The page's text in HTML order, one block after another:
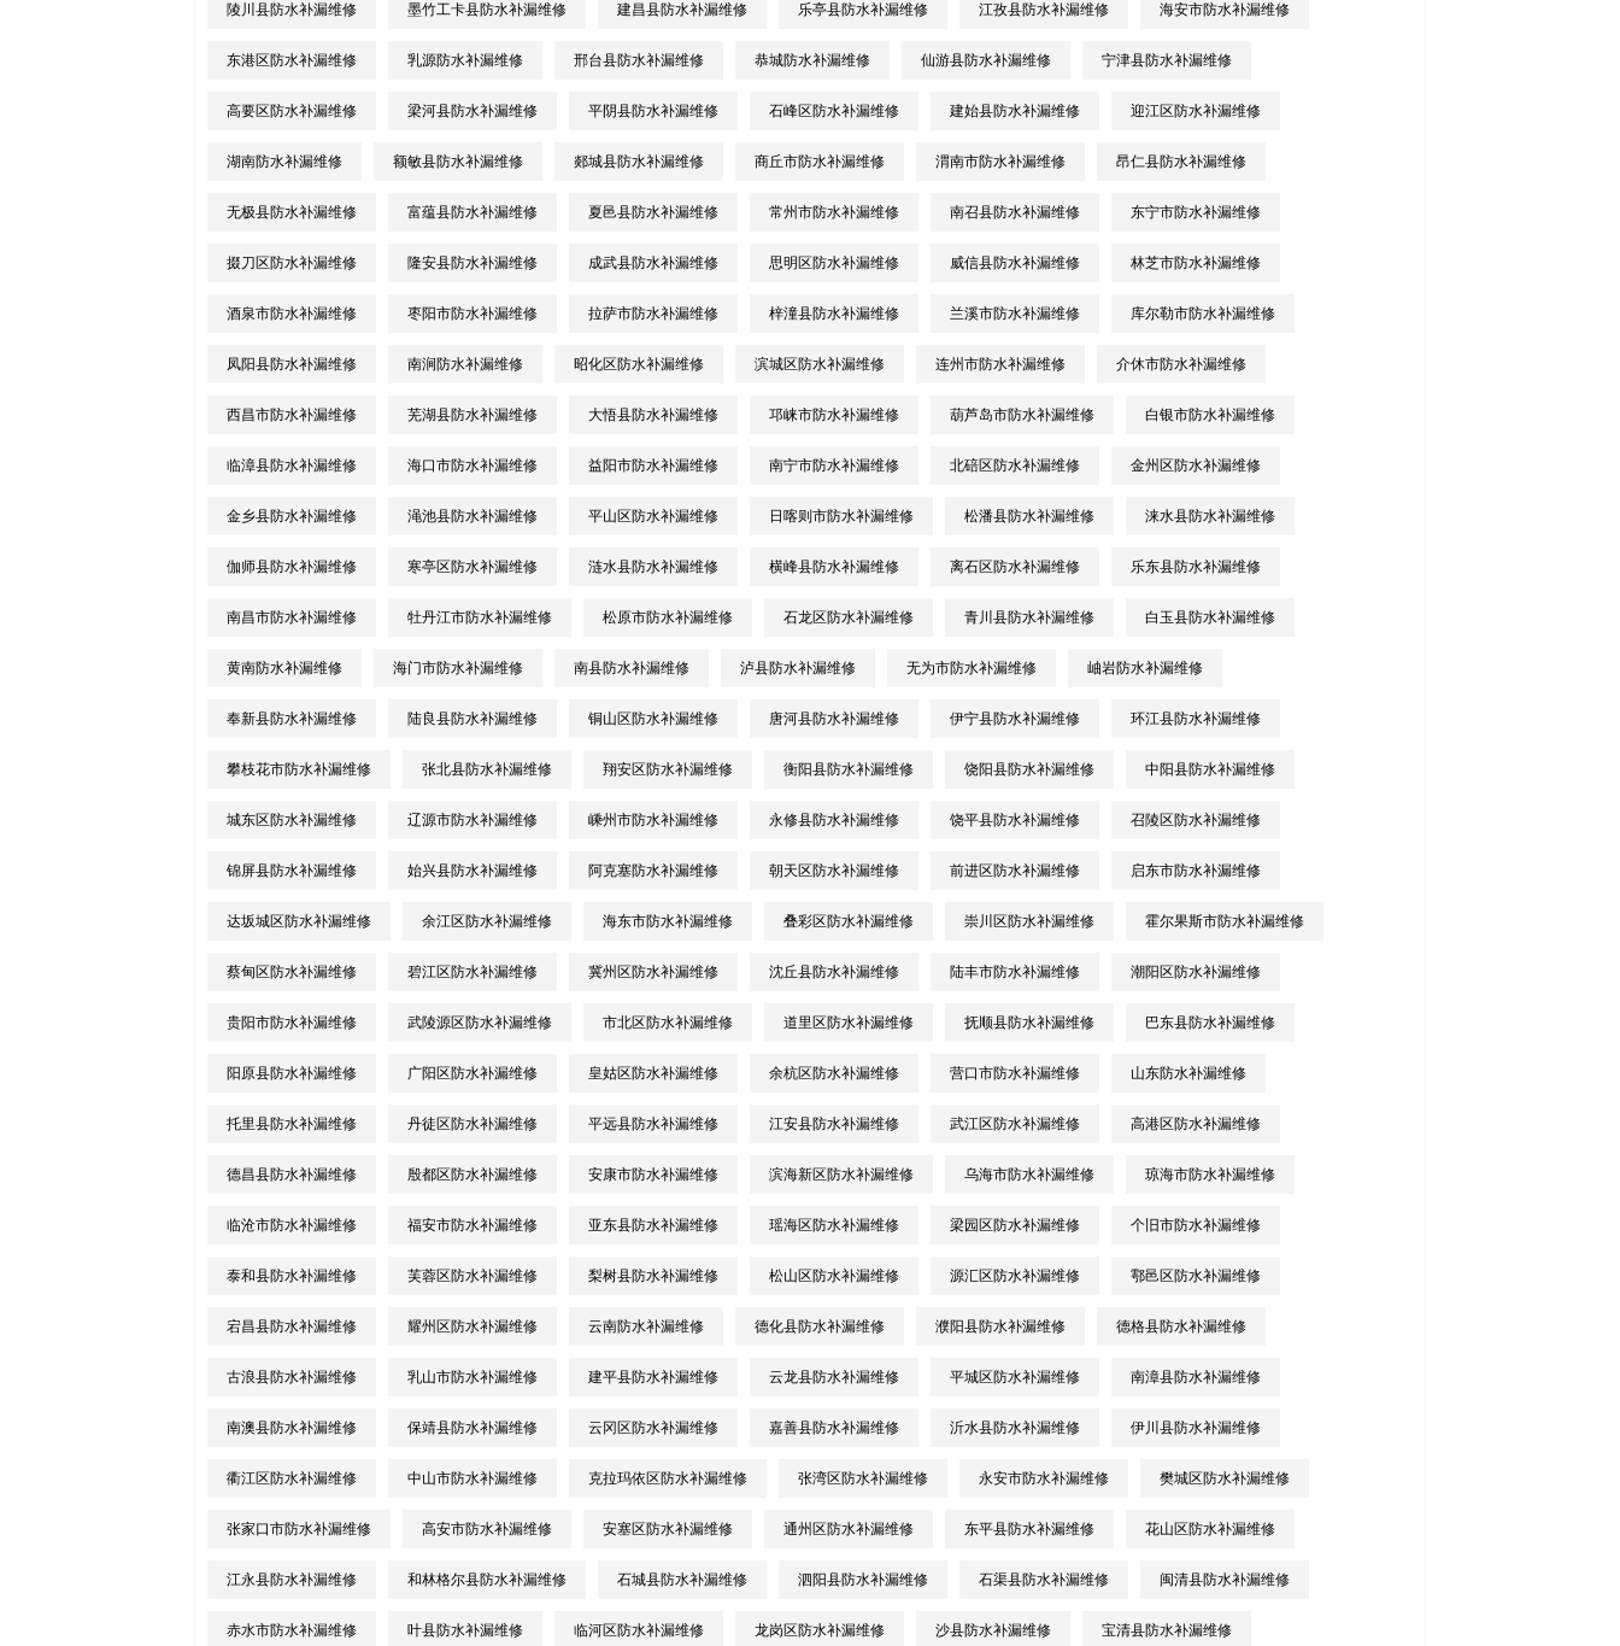
陵川县防水补漏维修 墨竹工卡县防水补漏维修 建昌县防水补漏维修 乐亭县防水补漏维修 江孜县防水补漏维修 海安市防水补漏维修
东港区防水补漏维修 乳源防水补漏维修 邢台县防水补漏维修 恭城防水补漏维修 仙游县防水补漏维修 宁津县防水补漏维修
高要区防水补漏维修 梁河县防水补漏维修 平阴县防水补漏维修 石峰区防水补漏维修 建始县防水补漏维修 迎江区防水补漏维修
湖南防水补漏维修 额敏县防水补漏维修 郯城县防水补漏维修 商丘市防水补漏维修 渭南市防水补漏维修 昂仁县防水补漏维修
无极县防水补漏维修 富蕴县防水补漏维修 夏邑县防水补漏维修 常州市防水补漏维修 南召县防水补漏维修 东宁市防水补漏维修
掇刀区防水补漏维修 隆安县防水补漏维修 成武县防水补漏维修 思明区防水补漏维修 威信县防水补漏维修 林芝市防水补漏维修
酒泉市防水补漏维修 枣阳市防水补漏维修 拉萨市防水补漏维修 梓潼县防水补漏维修 兰溪市防水补漏维修 库尔勒市防水补漏维修
凤阳县防水补漏维修 南涧防水补漏维修 昭化区防水补漏维修 滨城区防水补漏维修 连州市防水补漏维修 介休市防水补漏维修
西昌市防水补漏维修 芜湖县防水补漏维修 大悟县防水补漏维修 邛崃市防水补漏维修 葫芦岛市防水补漏维修 白银市防水补漏维修
临漳县防水补漏维修 海口市防水补漏维修 益阳市防水补漏维修 南宁市防水补漏维修 北碚区防水补漏维修 金州区防水补漏维修
金乡县防水补漏维修 渑池县防水补漏维修 平山区防水补漏维修 日喀则市防水补漏维修 松潘县防水补漏维修 涞水县防水补漏维修
伽师县防水补漏维修 寒亭区防水补漏维修 涟水县防水补漏维修 横峰县防水补漏维修 离石区防水补漏维修 乐东县防水补漏维修
南昌市防水补漏维修 牡丹江市防水补漏维修 松原市防水补漏维修 石龙区防水补漏维修 青川县防水补漏维修 白玉县防水补漏维修
黄南防水补漏维修 海门市防水补漏维修 南县防水补漏维修 泸县防水补漏维修 无为市防水补漏维修 岫岩防水补漏维修
奉新县防水补漏维修 陆良县防水补漏维修 铜山区防水补漏维修 唐河县防水补漏维修 伊宁县防水补漏维修 环江县防水补漏维修
攀枝花市防水补漏维修 张北县防水补漏维修 翔安区防水补漏维修 衡阳县防水补漏维修 饶阳县防水补漏维修 中阳县防水补漏维修
城东区防水补漏维修 辽源市防水补漏维修 嵊州市防水补漏维修 永修县防水补漏维修 饶平县防水补漏维修 召陵区防水补漏维修
锦屏县防水补漏维修 始兴县防水补漏维修 阿克塞防水补漏维修 朝天区防水补漏维修 前进区防水补漏维修 启东市防水补漏维修
达坂城区防水补漏维修 余江区防水补漏维修 海东市防水补漏维修 叠彩区防水补漏维修 崇川区防水补漏维修 霍尔果斯市防水补漏维修
蔡甸区防水补漏维修 碧江区防水补漏维修 冀州区防水补漏维修 沈丘县防水补漏维修 陆丰市防水补漏维修 潮阳区防水补漏维修
贵阳市防水补漏维修 武陵源区防水补漏维修 市北区防水补漏维修 道里区防水补漏维修 抚顺县防水补漏维修 巴东县防水补漏维修
阳原县防水补漏维修 广阳区防水补漏维修 皇姑区防水补漏维修 余杭区防水补漏维修 营口市防水补漏维修 山东防水补漏维修
托里县防水补漏维修 丹徒区防水补漏维修 平远县防水补漏维修 江安县防水补漏维修 武江区防水补漏维修 高港区防水补漏维修
德昌县防水补漏维修 殷都区防水补漏维修 安康市防水补漏维修 滨海新区防水补漏维修 乌海市防水补漏维修 琼海市防水补漏维修
临沧市防水补漏维修 福安市防水补漏维修 亚东县防水补漏维修 瑶海区防水补漏维修 梁园区防水补漏维修 个旧市防水补漏维修
泰和县防水补漏维修 芙蓉区防水补漏维修 梨树县防水补漏维修 松山区防水补漏维修 源汇区防水补漏维修 鄠邑区防水补漏维修
宕昌县防水补漏维修 耀州区防水补漏维修 云南防水补漏维修 德化县防水补漏维修 濮阳县防水补漏维修 德格县防水补漏维修
古浪县防水补漏维修 乳山市防水补漏维修 建平县防水补漏维修 云龙县防水补漏维修 平城区防水补漏维修 南漳县防水补漏维修
南澳县防水补漏维修 保靖县防水补漏维修 云冈区防水补漏维修 嘉善县防水补漏维修 沂水县防水补漏维修 伊川县防水补漏维修
衢江区防水补漏维修 中山市防水补漏维修 克拉玛依区防水补漏维修 张湾区防水补漏维修 永安市防水补漏维修 樊城区防水补漏维修
张家口市防水补漏维修 高安市防水补漏维修 安塞区防水补漏维修 通州区防水补漏维修 东平县防水补漏维修 花山区防水补漏维修
江永县防水补漏维修 和林格尔县防水补漏维修 石城县防水补漏维修 泗阳县防水补漏维修 石渠县防水补漏维修 闽清县防水补漏维修
赤水市防水补漏维修 叶县防水补漏维修 临河区防水补漏维修 龙岗区防水补漏维修 沙县防水补漏维修 宝清县防水补漏维修